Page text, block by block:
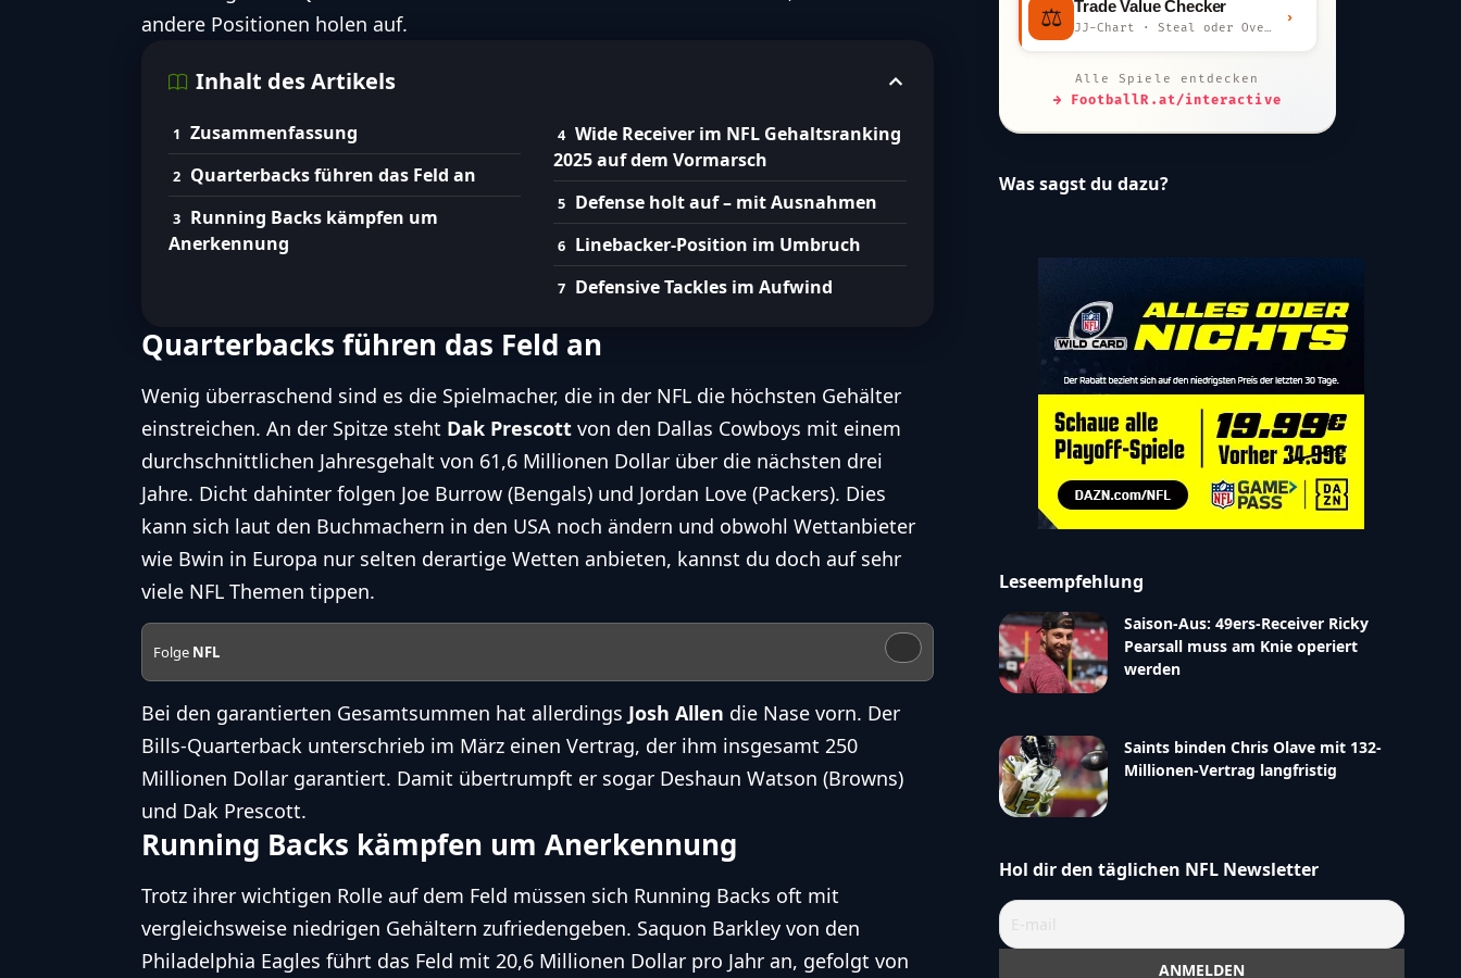
andere Positionen holen auf.
Inhalt des Artikels
Zusammenfassung
Quarterbacks führen das Feld an
Running Backs kämpfen um
Anerkennung
Wide Receiver im NFL Gehaltsranking
2025 auf dem Vormarsch
Defense holt auf – mit Ausnahmen
Linebacker-Position im Umbruch
Defensive Tackles im Aufwind
Quarterbacks führen das Feld an
Wenig überraschend sind es die Spielmacher, die in der NFL die höchsten Gehälter
einstreichen. An der Spitze steht Dak Prescott von den Dallas Cowboys mit einem
durchschnittlichen Jahresgehalt von 61,6 Millionen Dollar über die nächsten drei
Jahre. Dicht dahinter folgen Joe Burrow (Bengals) und Jordan Love (Packers). Dies
kann sich laut den Buchmachern in den USA noch ändern und obwohl Wettanbieter
wie Bwin in Europa nur selten derartige Wetten anbieten, kannst du doch auf sehr
viele NFL Themen tippen.
Folge NFL
Bei den garantierten Gesamtsummen hat allerdings Josh Allen die Nase vorn. Der
Bills-Quarterback unterschrieb im März einen Vertrag, der ihm insgesamt 250
Millionen Dollar garantiert. Damit übertrumpft er sogar Deshaun Watson (Browns)
und Dak Prescott.
Running Backs kämpfen um Anerkennung
Trotz ihrer wichtigen Rolle auf dem Feld müssen sich Running Backs oft mit
vergleichsweise niedrigen Gehältern zufriedengeben. Saquon Barkley von den
Philadelphia Eagles führt das Feld mit 20,6 Millionen Dollar pro Jahr an, gefolgt von
⚖️ Trade Value Checker
JJ-Chart · Steal oder Overpay?
›
Alle Spiele entdecken
→ FootballR.at/interactive
Was sagst du dazu?
Leseempfehlung
Saison-Aus: 49ers-Receiver Ricky
Pearsall muss am Knie operiert
werden
Saints binden Chris Olave mit 132-
Millionen-Vertrag langfristig
Hol dir den täglichen NFL Newsletter